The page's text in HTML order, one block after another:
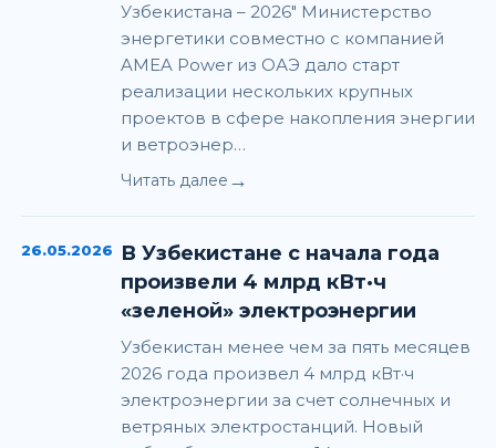
Узбекистана – 2026" Министерство
энергетики совместно с компанией
AMEA Power из ОАЭ дало старт
реализации нескольких крупных
проектов в сфере накопления энергии
и ветроэнер…
Читать далее →
26.05.2026
В Узбекистане с начала года
произвели 4 млрд кВт·ч
«зеленой» электроэнергии
Узбекистан менее чем за пять месяцев
2026 года произвел 4 млрд кВт·ч
электроэнергии за счет солнечных и
ветряных электростанций. Новый